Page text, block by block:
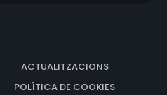
ACTUALITZACIONS
POLÍTICA DE COOKIES